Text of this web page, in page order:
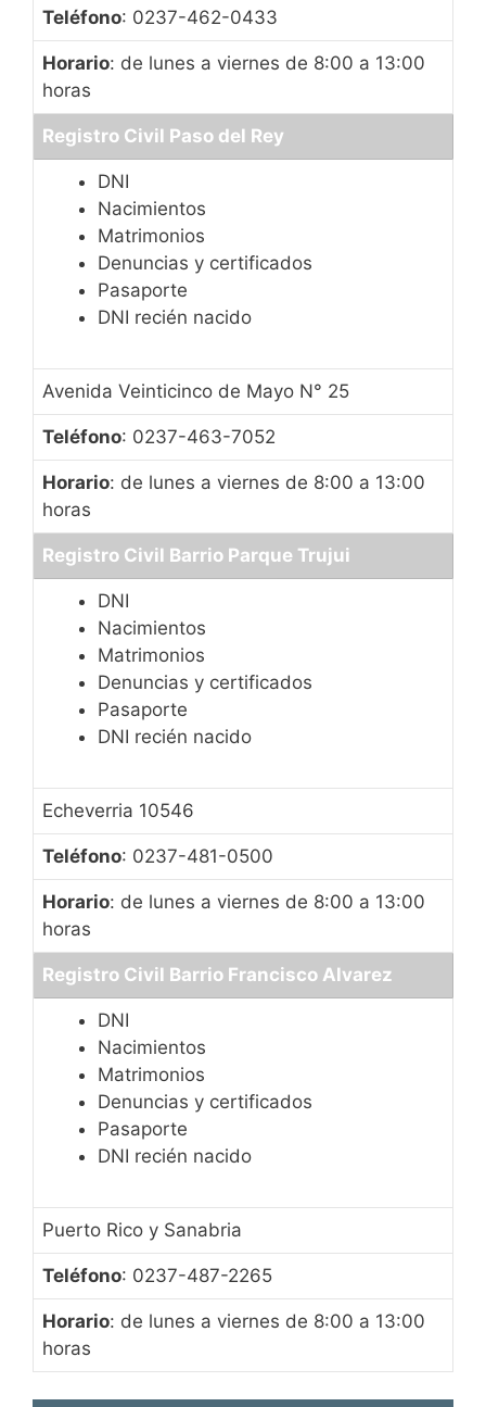
Teléfono: 0237-462-0433
Horario: de lunes a viernes de 8:00 a 13:00
horas
Registro Civil Paso del Rey
DNI
Nacimientos
Matrimonios
Denuncias y certificados
Pasaporte
DNI recién nacido
Avenida Veinticinco de Mayo N° 25
Teléfono: 0237-463-7052
Horario: de lunes a viernes de 8:00 a 13:00
horas
Registro Civil Barrio Parque Trujui
DNI
Nacimientos
Matrimonios
Denuncias y certificados
Pasaporte
DNI recién nacido
Echeverria 10546
Teléfono: 0237-481-0500
Horario: de lunes a viernes de 8:00 a 13:00
horas
Registro Civil Barrio Francisco Alvarez
DNI
Nacimientos
Matrimonios
Denuncias y certificados
Pasaporte
DNI recién nacido
Puerto Rico y Sanabria
Teléfono: 0237-487-2265
Horario: de lunes a viernes de 8:00 a 13:00
horas